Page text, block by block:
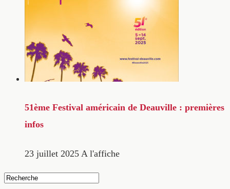
51ème Festival américain de Deauville : premières
infos
23 juillet 2025 A l'affiche